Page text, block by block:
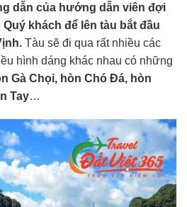
dẫn của hướng dẫn viên đợi
khách để lên tàu bắt đầu
Tàu sẽ đi qua rất nhiều các
hình dáng khác nhau có những
Gà Chọi, hòn Chó Đá, hòn
Tay…